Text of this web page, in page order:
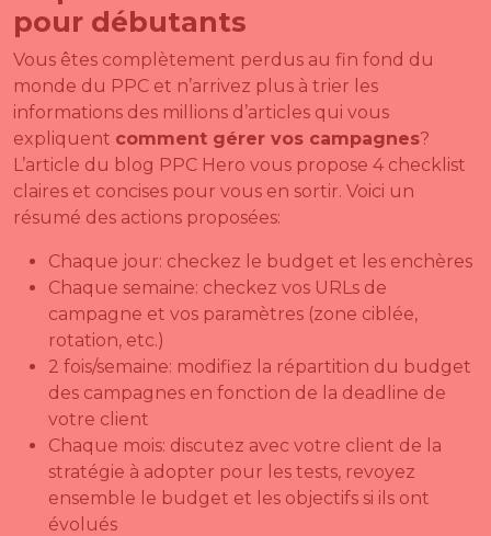
pour débutants
Vous êtes complètement perdus au fin fond du
monde du PPC et n’arrivez plus à trier les
informations des millions d’articles qui vous
expliquent comment gérer vos campagnes?
L’article du blog PPC Hero vous propose 4 checklist
claires et concises pour vous en sortir. Voici un
résumé des actions proposées:
Chaque jour: checkez le budget et les enchères
Chaque semaine: checkez vos URLs de
campagne et vos paramètres (zone ciblée,
rotation, etc.)
2 fois/semaine: modifiez la répartition du budget
des campagnes en fonction de la deadline de
votre client
Chaque mois: discutez avec votre client de la
stratégie à adopter pour les tests, revoyez
ensemble le budget et les objectifs si ils ont
évolués